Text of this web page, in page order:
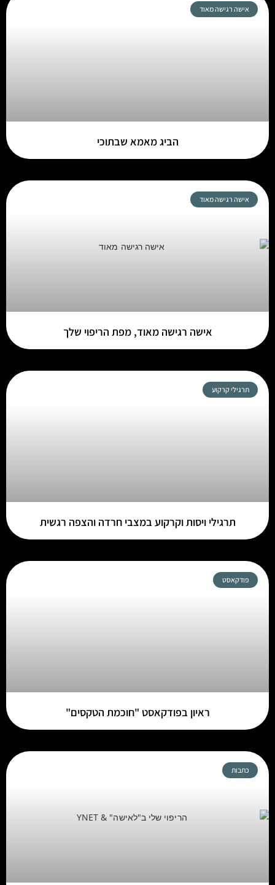
אישה רגישה מאוד
הביג מאמא שבתוכי
אישה רגישה מאוד
אישה רגישה מאוד, מפת הריפוי שלך
תרגילי קרקוע
תרגילי ויסות וקרקוע במצבי חרדה והצפה רגשית
פודקאסט
ראיון בפודקאסט "חוכמת הטקסים"
כתבות